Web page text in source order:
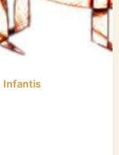
Infantis